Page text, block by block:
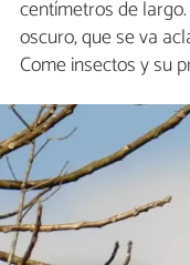
centímetros de
oscuro, que se va
Come insectos y su